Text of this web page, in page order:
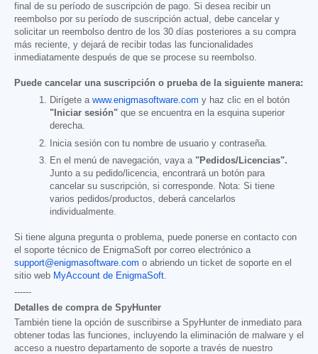
final de su período de suscripción de pago. Si desea recibir un
reembolso por su período de suscripción actual, debe cancelar y
solicitar un reembolso dentro de los 30 días posteriores a su compra
más reciente, y dejará de recibir todas las funcionalidades
inmediatamente después de que se procese su reembolso.
Puede cancelar una suscripción o prueba de la siguiente manera:
Dirígete a www.enigmasoftware.com y haz clic en el botón
"Iniciar sesión" que se encuentra en la esquina superior
derecha.
Inicia sesión con tu nombre de usuario y contraseña.
En el menú de navegación, vaya a "Pedidos/Licencias".
Junto a su pedido/licencia, encontrará un botón para
cancelar su suscripción, si corresponde. Nota: Si tiene
varios pedidos/productos, deberá cancelarlos
individualmente.
Si tiene alguna pregunta o problema, puede ponerse en contacto con
el soporte técnico de EnigmaSoft por correo electrónico a
support@enigmasoftware.com o abriendo un ticket de soporte en el
sitio web MyAccount de EnigmaSoft.
------
Detalles de compra de SpyHunter
También tiene la opción de suscribirse a SpyHunter de inmediato para
obtener todas las funciones, incluyendo la eliminación de malware y el
acceso a nuestro departamento de soporte a través de nuestro